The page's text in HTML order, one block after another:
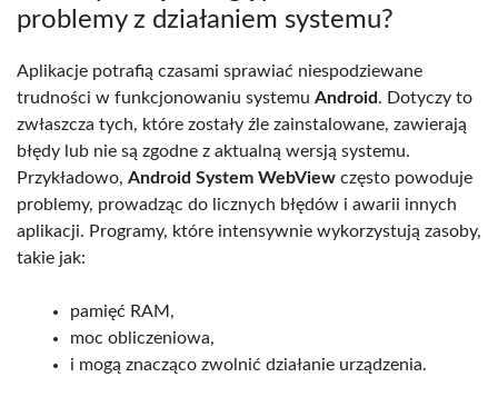
problemy z działaniem systemu?
Aplikacje potrafią czasami sprawiać niespodziewane
trudności w funkcjonowaniu systemu Android. Dotyczy to
zwłaszcza tych, które zostały źle zainstalowane, zawierają
błędy lub nie są zgodne z aktualną wersją systemu.
Przykładowo, Android System WebView często powoduje
problemy, prowadząc do licznych błędów i awarii innych
aplikacji. Programy, które intensywnie wykorzystują zasoby,
takie jak:
pamięć RAM,
moc obliczeniowa,
i mogą znacząco zwolnić działanie urządzenia.